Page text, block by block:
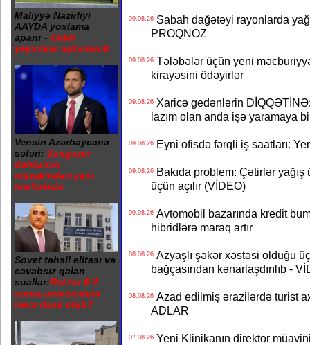
Maliyyə Nazirliyi
AAYDA yoxlama
aparır - Ciddi
yeyintilər aşkarlanıb
Vensin Azərbaycana
səfəri: Zəngəzur
dəhlizinin
müzakirələri yeni
mərhələdə
Sovet təhsil elitası və
cavabsız qalan
suallar:Rektor 6 il
sonra universitetə
necə daxil olub?
09.08.26Sabah dağətəyi rayonlarda
PROQNOZ
09.08.26Tələbələr üçün yeni
kirayəsini ödəyirlər
09.08.26Xaricə gedənlərin DİQQƏTİNƏ:
lazım olan anda işə yaramaya
09.08.26Eyni ofisdə fərqli iş saatları:
09.08.26Bakıda problem: Çətirlər
üçün açılır (VİDEO)
09.08.26Avtomobil bazarında kredit
hibridlərə maraq artır
08.08.26Azyaşlı şəkər xəstəsi olduğu
bağçasından kənarlaşdırılıb -
08.08.26Azad edilmiş ərazilərdə turist
ADLAR
07.08.26Yeni Klinikanın direktor müavini